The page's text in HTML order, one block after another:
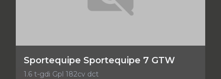
Sportequipe Sportequipe 7 GTW
1.6 t-gdi Gpl 182cv dct